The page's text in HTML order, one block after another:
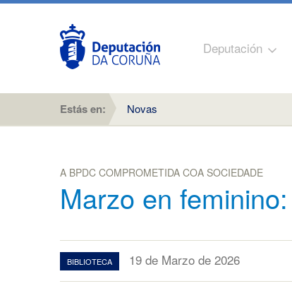
Deputación
Estás en: Novas
A BPDC COMPROMETIDA COA SOCIEDADE
Marzo en
BIBLIOTECA 19 de Marzo de 2026